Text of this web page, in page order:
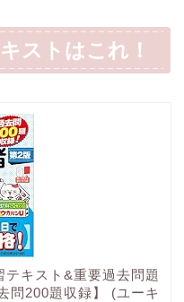
ストはこれ！
キスト&重要過去問題
問200題収録】 (ユーキ